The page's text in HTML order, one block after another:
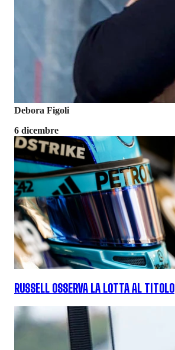
Debora Figoli
6 dicembre
RUSSELL OSSERVA LA LOTTA AL TITOLO